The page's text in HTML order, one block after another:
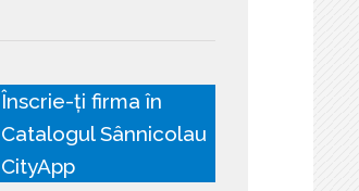
Înscrie-ți firma în
Catalogul Sânnicolau
CityApp